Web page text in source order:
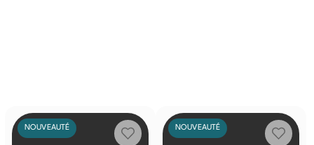
NOUVEAUTÉ NOUVEAUTÉ